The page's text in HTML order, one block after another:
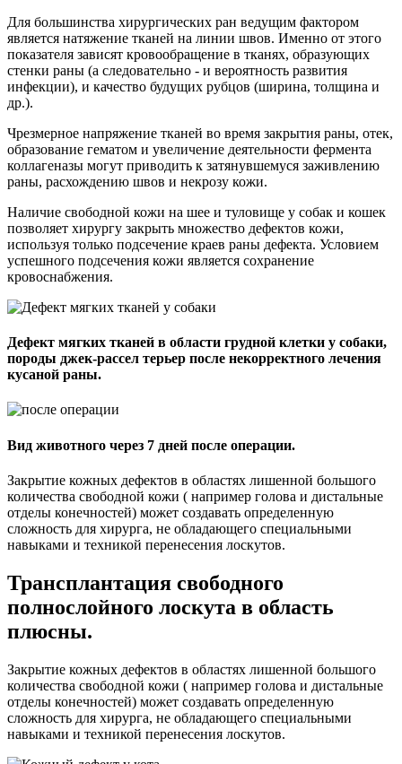
Для большинства хирургических ран ведущим фактором
является натяжение тканей на линии швов. Именно от этого
показателя зависят кровообращение в тканях, образующих
стенки раны (а следовательно - и вероятность развития
инфекции), и качество будущих рубцов (ширина, толщина и
др.).
Чрезмерное напряжение тканей во время закрытия раны, отек,
образование гематом и увеличение деятельности фермента
коллагеназы могут приводить к затянувшемуся заживлению
раны, расхождению швов и некрозу кожи.
Наличие свободной кожи на шее и туловище у собак и кошек
позволяет хирургу закрыть множество дефектов кожи,
используя только подсечение краев раны дефекта. Условием
успешного подсечения кожи является сохранение
кровоснабжения.
Дефект мягких тканей в области грудной клетки у собаки,
породы джек-рассел терьер после некорректного лечения
кусаной раны.
Вид животного через 7 дней после операции.
Закрытие кожных дефектов в областях лишенной большого
количества свободной кожи ( например голова и дистальные
отделы конечностей) может создавать определенную
сложность для хирурга, не обладающего специальными
навыками и техникой перенесения лоскутов.
Трансплантация свободного
полнослойного лоскута в область
плюсны.
Закрытие кожных дефектов в областях лишенной большого
количества свободной кожи ( например голова и дистальные
отделы конечностей) может создавать определенную
сложность для хирурга, не обладающего специальными
навыками и техникой перенесения лоскутов.